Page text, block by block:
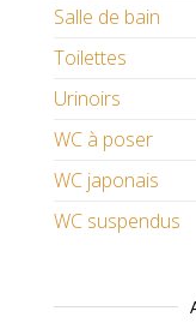
Salle de bain
Toilettes
Urinoirs
WC à poser
WC japonais
WC suspendus